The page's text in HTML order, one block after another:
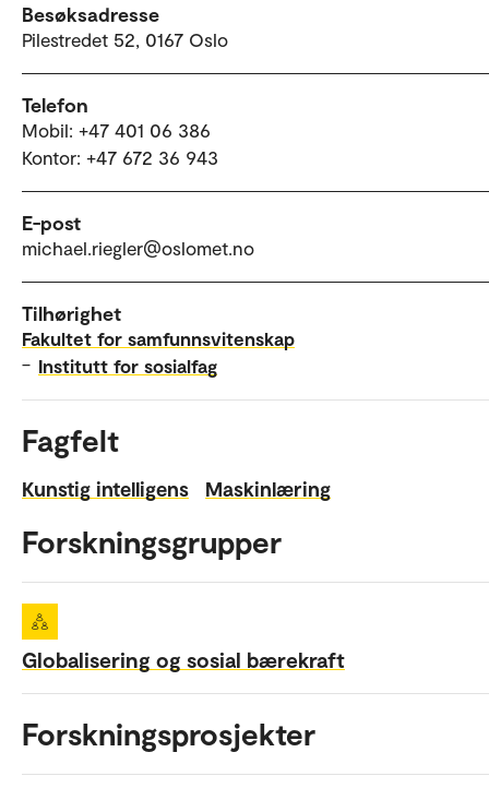
Besøksadresse
Pilestredet 52, 0167 Oslo
Telefon
Mobil: +47 401 06 386
Kontor: +47 672 36 943
E-post
michael.riegler@oslomet.no
Tilhørighet
Fakultet for samfunnsvitenskap
– Institutt for sosialfag
Fagfelt
Kunstig intelligens Maskinlæring
Forskningsgrupper
Globalisering og sosial bærekraft
Forskningsprosjekter